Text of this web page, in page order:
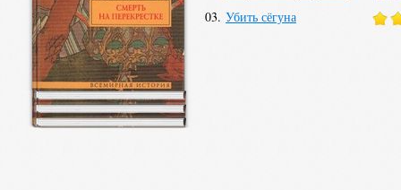
03. Убить сёгуна